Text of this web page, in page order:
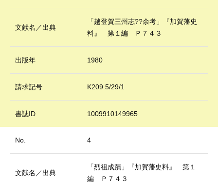
文献名／出典
「越登賀三州志??余考」『加賀藩史
料』 第１編 Ｐ７４３
出版年 1980
請求記号 K209.5/29/1
書誌ID 1009910149965
No. 4
文献名／出典
「烈祖成蹟」『加賀藩史料』 第１
編 Ｐ７４３